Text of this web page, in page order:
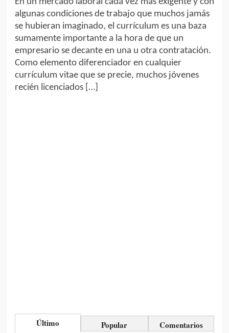
algunas condiciones de trabajo que muchos jamás
se hubieran imaginado, el currículum es una baza
sumamente importante a la hora de que un
empresario se decante en una u otra contratación.
Como elemento diferenciador en cualquier
currículum vitae que se precie, muchos jóvenes
recién licenciados […]
Último Popular Comentarios